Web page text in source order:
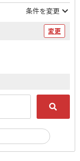
条件を変更
変更